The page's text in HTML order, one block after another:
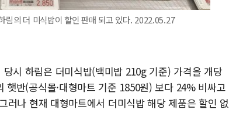
림의 더 미식밥이 할인 판매 되고 있다. 2022.05.27
시 하림은 더미식밥(백미밥 210g 기준) 가격을 개당
반(공식몰·대형마트 기준 1850원) 보다 24% 비싸고
나 현재 대형마트에서 더미식밥 해당 제품은 할인 없